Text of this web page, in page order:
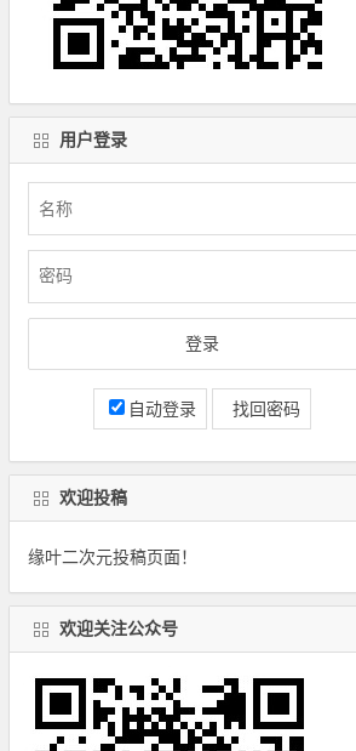
用户登录
自动登录 找回密码
欢迎投稿
缘叶二次元投稿页面！
欢迎关注公众号